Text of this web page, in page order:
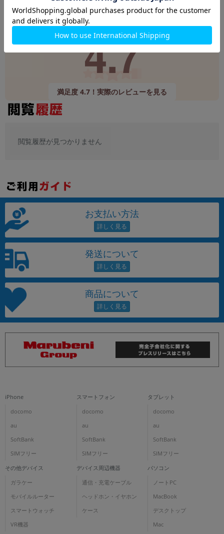
Googleレビュー
9,520件(12/24時点)
4.7
満足度 4.7！実際のレビューを見る
閲覧履歴が見つかりません
お支払い方法
発送について
商品について
iPhone
docomo
au
SoftBank
SIMフリー
スマートフォン
docomo
au
SoftBank
SIMフリー
タブレット
docomo
au
SoftBank
SIMフリー
その他デバイス
ガラケー
モバイルルーター
スマートウォッチ
VR機器
デバイス周辺機器
通信・充電ケーブル
ヘッドホン・イヤホン
ケース
パソコン
ノートPC
MacBook
デスクトップ
Mac